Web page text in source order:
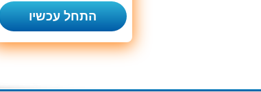
התחל עכשיו